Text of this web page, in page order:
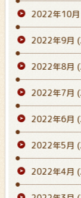
2022年10月
2022年9月
2022年8月
2022年7月
2022年6月
2022年5月
2022年4月